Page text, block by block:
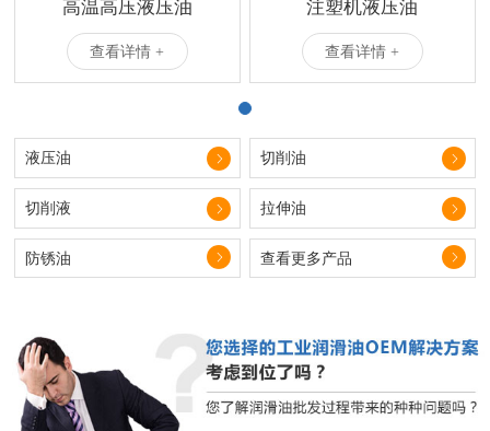
高温高压液压油
查看详情 +
注塑机液压油
查看详情 +
液压油 切削油
切削液 拉伸油
防锈油 查看更多产品